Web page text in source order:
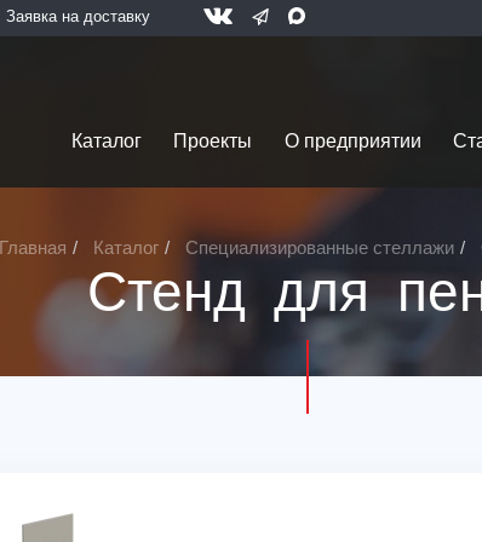
Заявка на доставку
Каталог Проекты О предприятии
Главная Каталог Специализированные стеллажи
Стенд для